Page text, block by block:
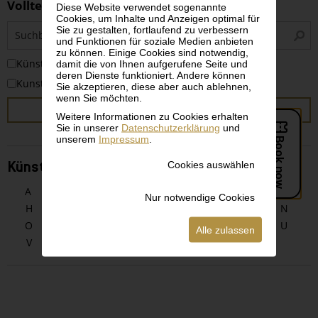
Diese Website verwendet sogenannte
Cookies, um Inhalte und Anzeigen optimal für
Sie zu gestalten, fortlaufend zu verbessern
und Funktionen für soziale Medien anbieten
zu können. Einige Cookies sind notwendig,
damit die von Ihnen aufgerufene Seite und
deren Dienste funktioniert. Andere können
Sie akzeptieren, diese aber auch ablehnen,
wenn Sie möchten.
Weitere Informationen zu Cookies erhalten
Sie in unserer Datenschutzerklärung und
unserem Impressum
Cookies auswählen
Nur notwendige Cookies
Alle zulassen
Volltextsuche
KünstlerInnen
Kunstwerke
SUCHEN
KünstlerInnen alphabetisch
A E F
G
H
N
O
S T
U
V
Z